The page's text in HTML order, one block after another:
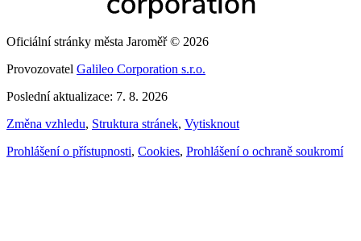
Oficiální stránky města Jaroměř © 2026
Provozovatel Galileo Corporation s.r.o.
Poslední aktualizace: 7. 8. 2026
Změna vzhledu, Struktura stránek, Vytisknout
Prohlášení o přístupnosti, Cookies, Prohlášení o ochraně soukromí